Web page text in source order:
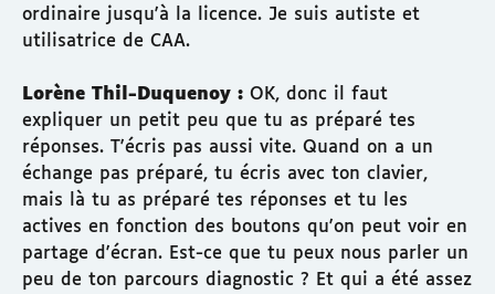
ordinaire jusqu'à la licence. Je suis autiste et
utilisatrice de CAA.
Lorène Thil-Duquenoy : OK, donc il faut
expliquer un petit peu que tu as préparé tes
réponses. T'écris pas aussi vite. Quand on a un
échange pas préparé, tu écris avec ton clavier,
mais là tu as préparé tes réponses et tu les
actives en fonction des boutons qu'on peut voir en
partage d'écran. Est-ce que tu peux nous parler un
peu de ton parcours diagnostic ? Et qui a été assez